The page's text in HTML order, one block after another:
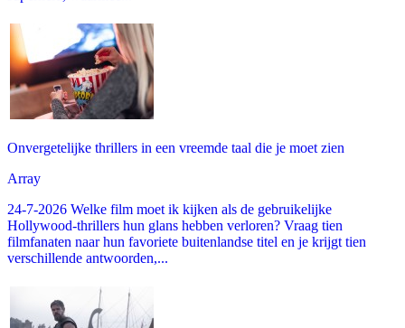
Onvergetelijke thrillers in een vreemde taal die je moet zien
Array
24-7-2026 Welke film moet ik kijken als de gebruikelijke
Hollywood-thrillers hun glans hebben verloren? Vraag tien
filmfanaten naar hun favoriete buitenlandse titel en je krijgt tien
verschillende antwoorden,...